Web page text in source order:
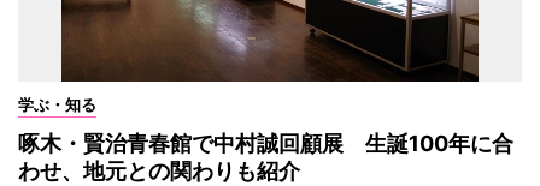
学ぶ・知る
啄木・賢治青春館で中村誠回顧展 生誕100年に合
わせ、地元との関わりも紹介